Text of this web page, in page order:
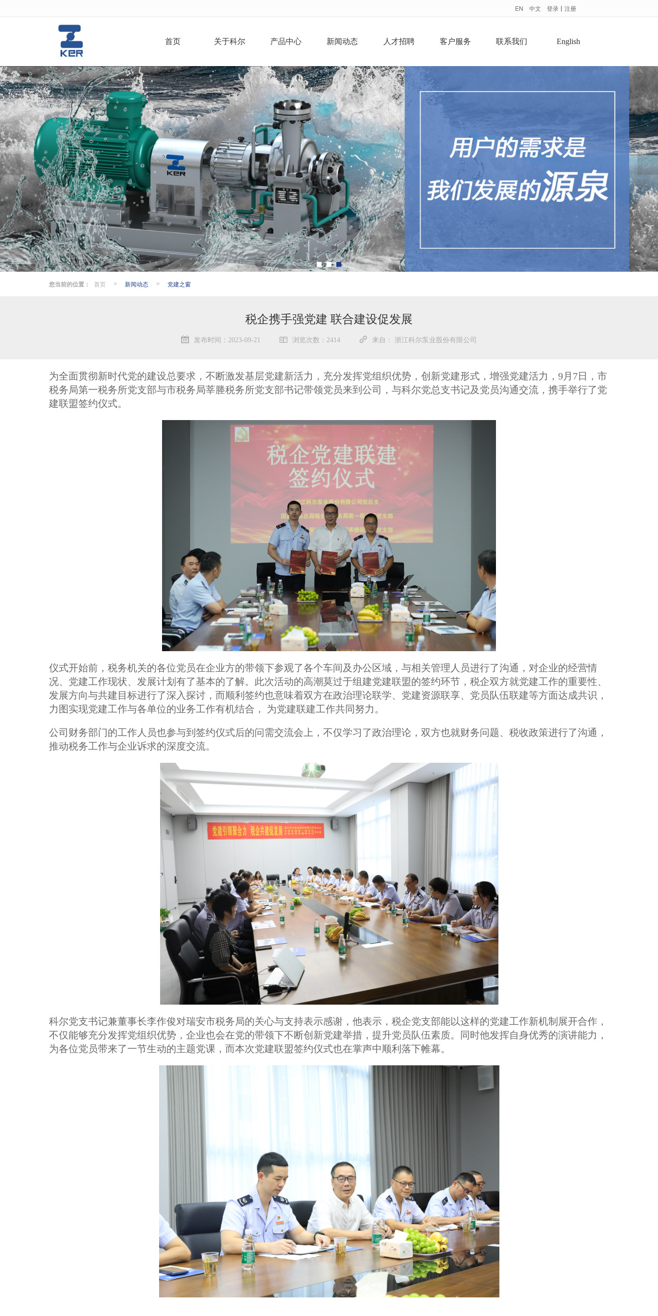
EN 中文 登录 丨 注册
首页 关于科尔 产品中心 新闻动态 人才招聘 客户服务 联系我们 English
您当前的位置： 首页 > 新闻动态 > 党建之窗
税企携手强党建 联合建设促发展
发布时间：2023-09-21 浏览次数：2414 来自： 浙江科尔泵业股份有限公司
为全面贯彻新时代党的建设总要求，不断激发基层党建新活力，充分发挥党组织优势，创新党建形式，增强党建活力，9月7日，市
税务局第一税务所党支部与市税务局莘塍税务所党支部书记带领党员来到公司，与科尔党总支书记及党员沟通交流，携手举行了党
建联盟签约仪式。
仪式开始前，税务机关的各位党员在企业方的带领下参观了各个车间及办公区域，与相关管理人员进行了沟通，对企业的经营情
况、党建工作现状、发展计划有了基本的了解。此次活动的高潮莫过于组建党建联盟的签约环节，税企双方就党建工作的重要性、
发展方向与共建目标进行了深入探讨，而顺利签约也意味着双方在政治理论联学、党建资源联享、党员队伍联建等方面达成共识，
力图实现党建工作与各单位的业务工作有机结合， 为党建联建工作共同努力。
公司财务部门的工作人员也参与到签约仪式后的问需交流会上，不仅学习了政治理论，双方也就财务问题、税收政策进行了沟通，
推动税务工作与企业诉求的深度交流。
科尔党支书记兼董事长李作俊对瑞安市税务局的关心与支持表示感谢，他表示，税企党支部能以这样的党建工作新机制展开合作，
不仅能够充分发挥党组织优势，企业也会在党的带领下不断创新党建举措，提升党员队伍素质。同时他发挥自身优秀的演讲能力，
为各位党员带来了一节生动的主题党课，而本次党建联盟签约仪式也在掌声中顺利落下帷幕。